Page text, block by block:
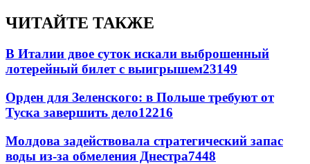
ЧИТАЙТЕ ТАКЖЕ
В Италии двое суток искали выброшенный
лотерейный билет с выигрышем23149
Орден для Зеленского: в Польше требуют от
Туска завершить дело12216
Молдова задействовала стратегический запас
воды из-за обмеления Днестра7448